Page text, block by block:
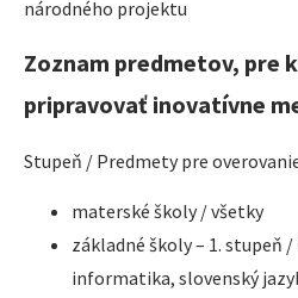
národného projektu
Zoznam predmetov, pre
pripravovať inovatívne
Stupeň / Predmety pre
materské školy / všetky
základné školy – 1. stupeň
informatika, slovenský